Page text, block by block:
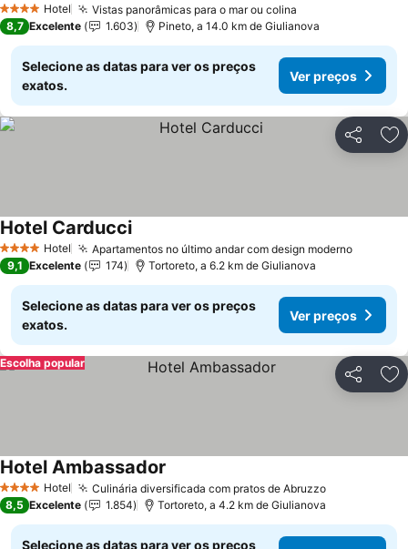
4 EstrelasHotel Vistas panorâmicas para o mar ou colina
8,7 Excelente 1.603 Pineto, a 14.0 km de Giulianova
Selecione as datas para ver os preços
exatos.
Ver preços
Partilhar
4 EstrelasHotel Apartamentos no último andar com design moderno
Hotel Carducci
9,1 Excelente 174 Tortoreto, a 6.2 km de Giulianova
Selecione as datas para ver os preços
exatos.
Ver preços
Partilhar
Escolha popular
4 EstrelasHotel Culinária diversificada com pratos de Abruzzo
Hotel Ambassador
8,5 Excelente 1.854 Tortoreto, a 4.2 km de Giulianova
Selecione as datas para ver os preços